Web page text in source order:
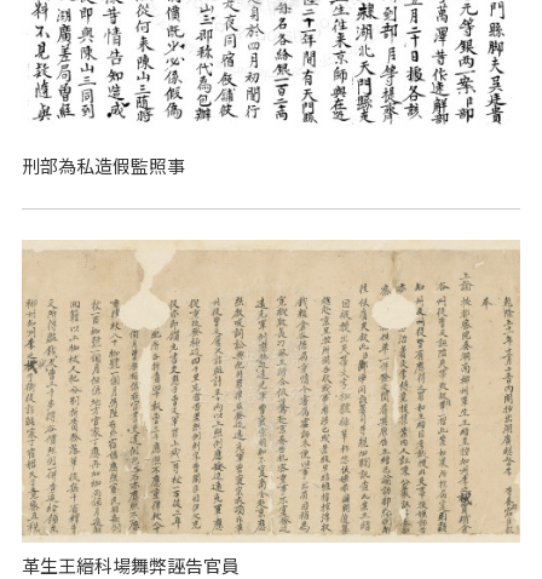
刑部為私造假監照事
革生王縉科場舞弊誣告官員